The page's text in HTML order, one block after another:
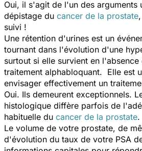
Oui, il s'agit de l'un des arguments
dépistage du cancer de la prostate
suivi !
Une rétention d'urines est un
tournant dans l'évolution d'une
surtout si elle survient en
traitement alphabloquant. Elle est
envisager effectivement un
Oui. Ils demeurent exceptionnels.
histologique diffère parfois de
habituelle du cancer de la prostate.
Le volume de votre prostate, de
d'évolution du taux de votre PSA